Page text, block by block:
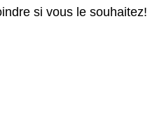
si vous le souhaitez!